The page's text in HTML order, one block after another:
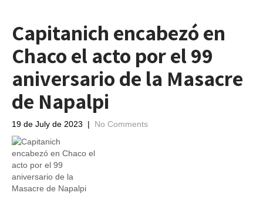
Capitanich encabezó en
Chaco el acto por el 99
aniversario de la Masacre
de Napalpi
19 de July de 2023 | No Comments